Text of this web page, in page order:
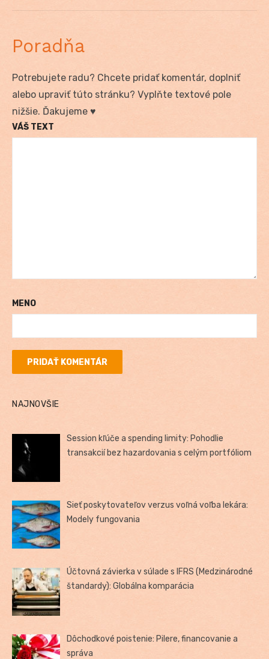
Poradňa
Potrebujete radu? Chcete pridať komentár, doplniť
alebo upraviť túto stránku? Vyplňte textové pole
nižšie. Ďakujeme ♥
VÁŠ TEXT
MENO
NAJNOVŠIE
Session kľúče a spending limity: Pohodlie
transakcií bez hazardovania s celým portfóliom
Sieť poskytovateľov verzus voľná voľba lekára:
Modely fungovania
Účtovná závierka v súlade s IFRS (Medzinárodné
štandardy): Globálna komparácia
Dôchodkové poistenie: Pilere, financovanie a
správa